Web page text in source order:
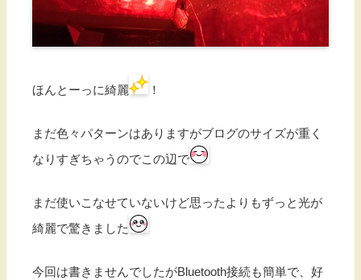
ほんとーっに綺麗 ！
まだ色々パターンはありますがブログのサイズが重く
なりすぎちゃうのでこの辺で
まだ使いこなせていないけど思ったよりもずっと光が
綺麗で驚きました
今回は書きませんでしたがBluetooth接続も簡単で、好